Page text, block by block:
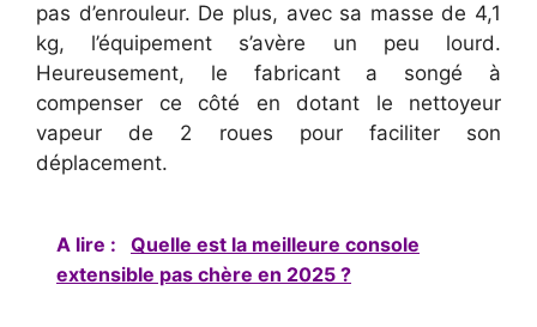
pas d’enrouleur. De plus, avec sa masse de 4,1
kg, l’équipement s’avère un peu lourd.
Heureusement, le fabricant a songé à
compenser ce côté en dotant le nettoyeur
vapeur de 2 roues pour faciliter son
déplacement.
A lire :
Quelle est la meilleure console
extensible pas chère en 2025 ?